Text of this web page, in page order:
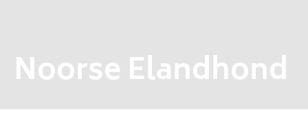
Noorse Elandhond